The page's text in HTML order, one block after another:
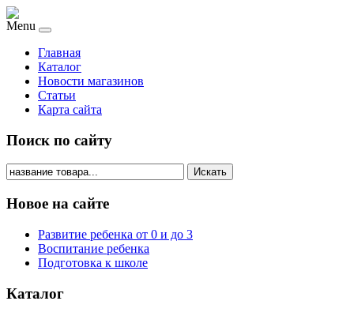
Menu
Главная
Каталог
Новости магазинов
Статьи
Карта сайта
Поиск по сайту
Искать
Новое на сайте
Развитие ребенка от 0 и до 3
Воспитание ребенка
Подготовка к школе
Каталог